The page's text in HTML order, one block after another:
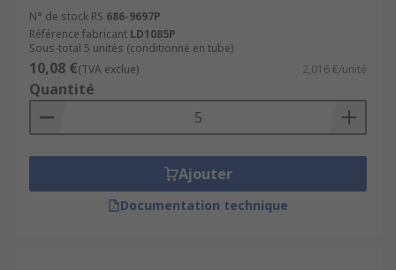
N° de stock RS 686-9697P
Référence fabricant LD1085P
Sous-total 5 unités (conditionné en tube)
10,08 €(TVA exclue) 2,016 €/unité
Quantité
Ajouter
Documentation technique